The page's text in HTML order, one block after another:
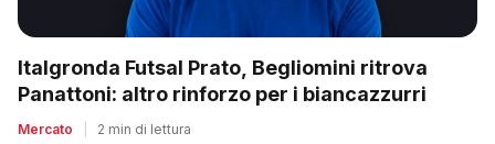
Italgronda Futsal Prato, Begliomini ritrova
Panattoni: altro rinforzo per i biancazzurri
Mercato 2 min di lettura